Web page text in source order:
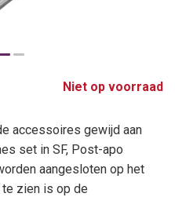
Niet op voorraad
accessoires gewijd aan
set in SF, Post-apo
aangesloten op het
zien is op de